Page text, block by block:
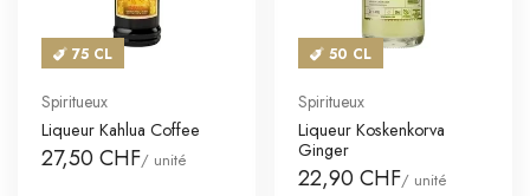
75 CL
Spiritueux
Liqueur Kahlua Coffee
27,50 CHF/ unité
50 CL
Spiritueux
Liqueur Koskenkorva
Ginger
22,90 CHF/ unité